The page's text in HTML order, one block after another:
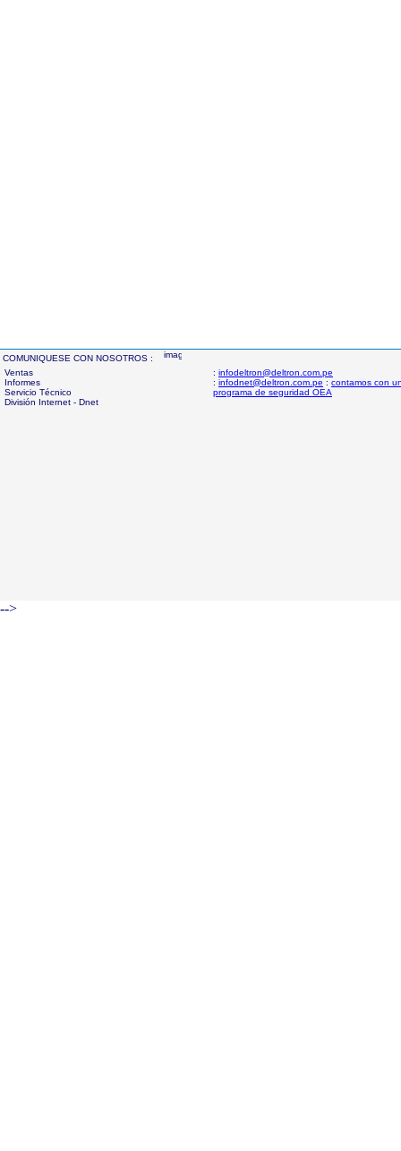
COMUNIQUESE CON NOSOTROS :
Ventas
Informes
Servicio Técnico
División Internet - Dnet
: infodeltron@deltron.com.pe
: infodnet@deltron.com.pe : contamos con
programa de seguridad OEA
-->